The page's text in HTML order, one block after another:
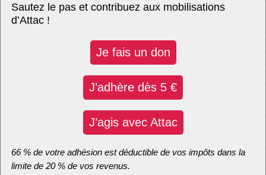
Sautez le pas et contribuez aux mobilisations
d’Attac !
Je fais un don
J’adhère dès 5 €
J’agis avec Attac
66 % de votre adhésion est déductible de vos impôts dans la
limite de 20 % de vos revenus.